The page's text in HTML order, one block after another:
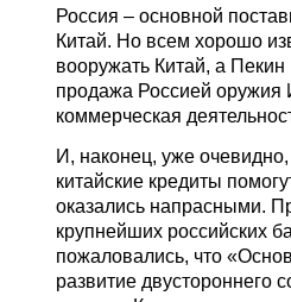
Россия – основной
Китай. Но всем хорошо
вооружать Китай, а
продажа Россией оружия
коммерческая
И, наконец, уже
китайские кредиты
оказались напрасными.
крупнейших российских
пожаловались, что
развитие двустороннего